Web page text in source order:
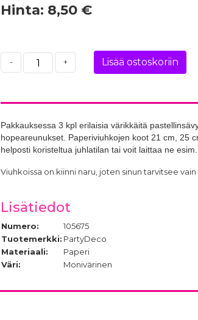
Hinta: 8,50 €
- + Lisää ostoskoriin
Pakkauksessa 3 kpl erilaisia värikkäitä
hopeareunukset. Paperiviuhkojen koot 21 cm, 25
helposti koristeltua juhlatilan tai voit laittaa ne
Viuhkoissa on kiinni naru, joten sinun tarvitsee
Lisätiedot
Numero:
105675
Tuotemerkki: PartyDeco
Materiaali:
Paperi
Väri:
Monivärinen